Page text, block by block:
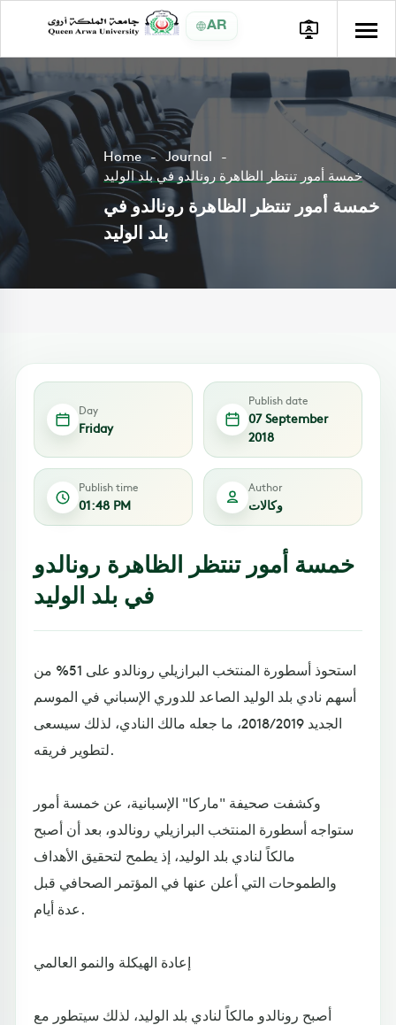
AR
Home
Journal
خمسة أمور تنتظر الظاهرة رونالدو في بلد الوليد
خمسة أمور تنتظر الظاهرة رونالدو في
بلد الوليد
Day
Friday
Publish date
07 September
2018
Publish time
01:48 PM
Author
وكالات
خمسة أمور تنتظر الظاهرة رونالدو
في بلد الوليد
استحوذ أسطورة المنتخب البرازيلي رونالدو على 51% من
أسهم نادي بلد الوليد الصاعد للدوري الإسباني في الموسم
الجديد 2018/2019، ما جعله مالك النادي، لذلك سيسعى
لتطوير فريقه.
وكشفت صحيفة "ماركا" الإسبانية، عن خمسة أمور
ستواجه أسطورة المنتخب البرازيلي رونالدو، بعد أن أصبح
مالكاً لنادي بلد الوليد، إذ يطمح لتحقيق الأهداف
والطموحات التي أعلن عنها في المؤتمر الصحافي قبل
عدة أيام.
إعادة الهيكلة والنمو العالمي
أصبح رونالدو مالكاً لنادي بلد الوليد، لذلك سيتطور مع